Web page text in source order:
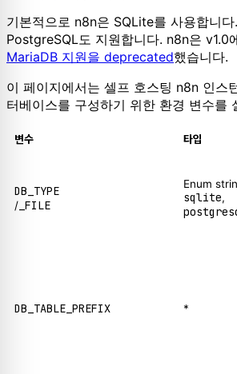
기본적으로 n8n은 SQLite를 사용합니
PostgreSQL도 지원합니다. n8n은 v1.0
MariaDB 지원을 deprecated했습니다.
이 페이지에서는 셀프 호스팅 n8n 인스
터베이스를 구성하기 위한 환경 변수를
변수 타입
DB_TYPE
/ _FILE
Enum
sqlite,
DB_TABLE_PREFIX *